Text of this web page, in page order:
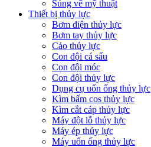
Súng vẽ mỹ thuật
Thiết bị thủy lực
Bơm điện thủy lực
Bơm tay thủy lực
Cảo thủy lực
Con đội cá sấu
Con đội móc
Con đội thủy lực
Dụng cụ uốn ống thủy lực
Kìm bấm cos thủy lực
Kìm cắt cáp thủy lực
Máy đột lỗ thủy lực
Máy ép thủy lực
Máy uốn ống thủy lực